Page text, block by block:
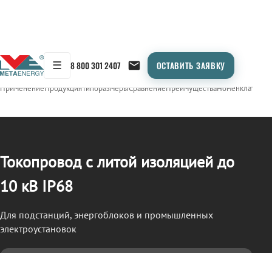
☰ 8 800 301 2407 ОСТАВИТЬ ЗАЯВКУ
← Продукция/ТОКОПРОВОД
ПрименениеПродукцияТипоразмерыСравнениеПреимуществаНоменклатура
Токопровод с литой изоляцией до
10 кВ IP68
Для подстанций, энергоблоков и промышленных
электроустановок